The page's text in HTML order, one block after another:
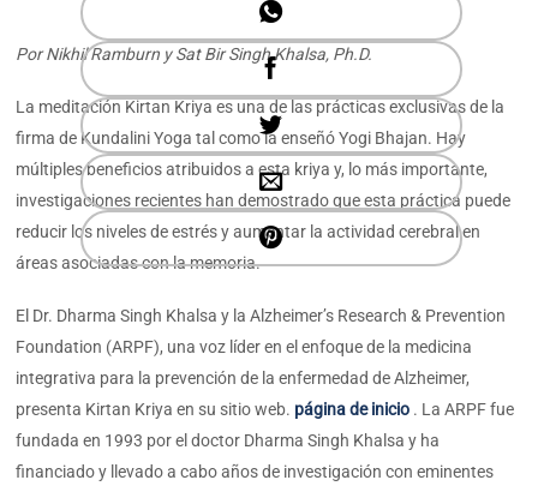
Por Nikhil Ramburn y Sat Bir Singh Khalsa, Ph.D.
La meditación Kirtan Kriya es una de las prácticas exclusivas de la
firma de Kundalini Yoga tal como la enseñó Yogi Bhajan. Hay
múltiples beneficios atribuidos a esta kriya y, lo más importante,
investigaciones recientes han demostrado que esta práctica puede
reducir los niveles de estrés y aumentar la actividad cerebral en
áreas asociadas con la memoria.
El Dr. Dharma Singh Khalsa y la Alzheimer’s Research & Prevention
Foundation (ARPF), una voz líder en el enfoque de la medicina
integrativa para la prevención de la enfermedad de Alzheimer,
presenta Kirtan Kriya en su sitio web. página de inicio . La ARPF fue
fundada en 1993 por el doctor Dharma Singh Khalsa y ha
financiado y llevado a cabo años de investigación con eminentes